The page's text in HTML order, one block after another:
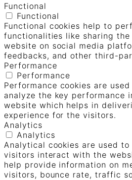
Functional
Functional
Functional cookies help to
functionalities like sharing
website on social media
feedbacks, and other third-
Performance
Performance
Performance cookies are
analyze the key performance
website which helps in
experience for the visitors.
Analytics
Analytics
Analytical cookies are used to
visitors interact with the
help provide information on
visitors, bounce rate, traffic